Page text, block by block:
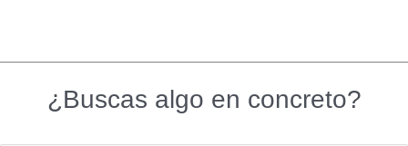
¿Buscas algo en concreto?